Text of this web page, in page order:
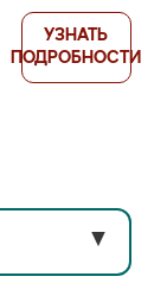
УЗНАТЬ
ПОДРОБНОСТИ
▼